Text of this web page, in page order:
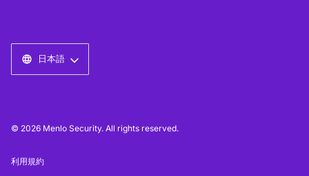
日本語
© 2026 Menlo Security. All rights reserved.
利用規約